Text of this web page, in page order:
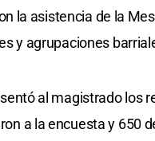
la asistencia de la
y agrupaciones
al magistrado los
a la encuesta y 650